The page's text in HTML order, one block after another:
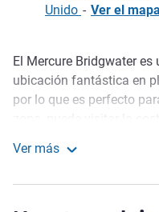
Unido - Ver el mapa
Descripción
El Mercure Bridgwater
ubicación fantástica en
por lo que es perfecto
Glastonbury. La M5 está
Ver más